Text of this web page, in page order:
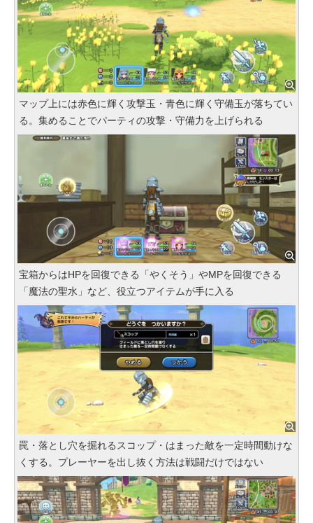
マップ上には赤色に輝く攻撃玉・青色に輝く守備玉が落ちてい
る。集めることでパーティの攻撃・守備力を上げられる
宝箱からはHPを回復できる「やくそう」やMPを回復できる
「魔法の聖水」など、役立つアイテムが手に入る
罠・落とし穴を掘れるスコップ・はまった敵を一定時間動けな
くする。プレーヤーを出し抜く方法は戦闘だけではない